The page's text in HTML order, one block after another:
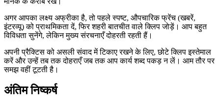
अगर आपका लक्ष्य अफ्रीका है, तो पहले स्पष्ट, औपचारिक फ्रेंच (खबरें,
इंटरव्यू) को प्राथमिकता दें, फिर शहरी बातचीत वाले क्लिप जोड़ें। आप बहुत
विविधता सुनेंगे, लेकिन मुख्य संरचनाएँ दोहरती रहती हैं।
अपनी प्रैक्टिस को असली संवाद में टिकाए रखने के लिए, छोटे क्लिप इस्तेमाल
करें और उन्हें तब तक दोहराएँ जब तक आप कार्य शब्द पकड़ न लें। आम तौर पर
समझ वहीं टूटती है।
अंतिम निष्कर्ष